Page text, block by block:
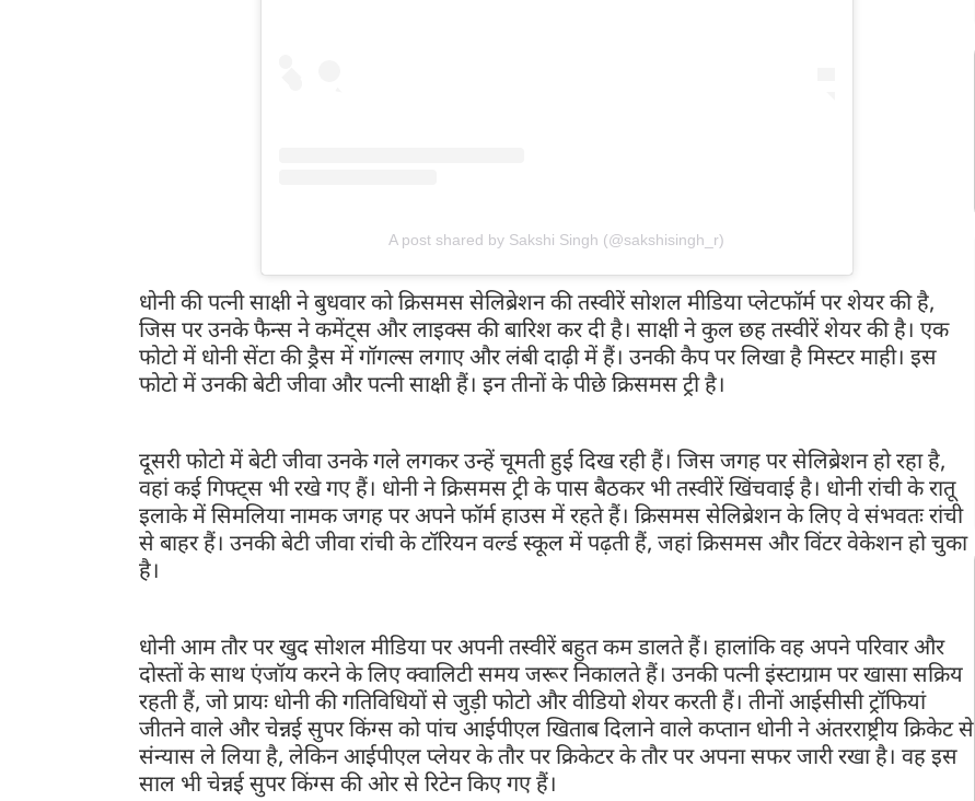
A post shared by Sakshi Singh (@sakshisingh_r)
धोनी की पत्नी साक्षी ने बुधवार को क्रिसमस सेलिब्रेशन की तस्वीरें सोशल मीडिया प्लेटफॉर्म पर शेयर की है,
जिस पर उनके फैन्स ने कमेंट्स और लाइक्स की बारिश कर दी है। साक्षी ने कुल छह तस्वीरें शेयर की है। एक
फोटो में धोनी सेंटा की ड्रैस में गॉगल्स लगाए और लंबी दाढ़ी में हैं। उनकी कैप पर लिखा है मिस्टर माही। इस
फोटो में उनकी बेटी जीवा और पत्नी साक्षी हैं। इन तीनों के पीछे क्रिसमस ट्री है।
दूसरी फोटो में बेटी जीवा उनके गले लगकर उन्हें चूमती हुई दिख रही हैं। जिस जगह पर सेलिब्रेशन हो रहा है,
वहां कई गिफ्ट्स भी रखे गए हैं। धोनी ने क्रिसमस ट्री के पास बैठकर भी तस्वीरें खिंचवाई है। धोनी रांची के रातू
इलाके में सिमलिया नामक जगह पर अपने फॉर्म हाउस में रहते हैं। क्रिसमस सेलिब्रेशन के लिए वे संभवतः रांची
से बाहर हैं। उनकी बेटी जीवा रांची के टॉरियन वर्ल्ड स्कूल में पढ़ती हैं, जहां क्रिसमस और विंटर वेकेशन हो चुका
है।
धोनी आम तौर पर खुद सोशल मीडिया पर अपनी तस्वीरें बहुत कम डालते हैं। हालांकि वह अपने परिवार और
दोस्तों के साथ एंजॉय करने के लिए क्वालिटी समय जरूर निकालते हैं। उनकी पत्नी इंस्टाग्राम पर खासा सक्रिय
रहती हैं, जो प्रायः धोनी की गतिविधियों से जुड़ी फोटो और वीडियो शेयर करती हैं। तीनों आईसीसी ट्रॉफियां
जीतने वाले और चेन्नई सुपर किंग्स को पांच आईपीएल खिताब दिलाने वाले कप्तान धोनी ने अंतरराष्ट्रीय क्रिकेट से
संन्यास ले लिया है, लेकिन आईपीएल प्लेयर के तौर पर क्रिकेटर के तौर पर अपना सफर जारी रखा है। वह इस
साल भी चेन्नई सुपर किंग्स की ओर से रिटेन किए गए हैं।